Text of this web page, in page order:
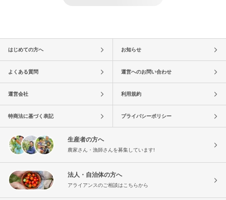
はじめての方へ お知らせ
よくある質問 運営へのお問い合わせ
運営会社 利用規約
特商法に基づく表記 プライバシーポリシー
生産者の方へ
農家さん・漁師さんを募集しています!
法人・自治体の方へ
アライアンスのご相談はこちらから